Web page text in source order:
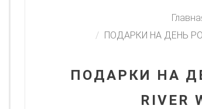
ПОДАРКИ НА ДЕНЬ
ПОДАРКИ НА
RIVER